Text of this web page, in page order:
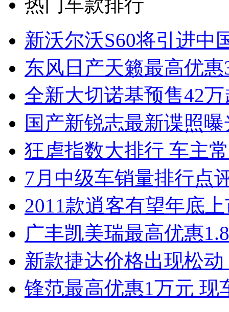
新沃尔沃S60将引进中
东风日产天籁最高优
全新大切诺基预售42
国产新锐志最新谍照
狂虐指数大排行 车主
7月中级车销量排行点
2011款逍客有望年底
广丰凯美瑞最高优惠
新款捷达价格出现松
锋范最高优惠1万元 现